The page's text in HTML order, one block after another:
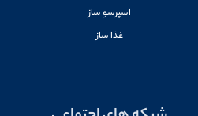
اسپرسو ساز
غذا ساز